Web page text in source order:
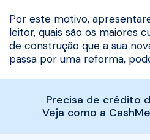
Por este motivo,
leitor, quais são os maiores
de construção que a sua
passa por uma reforma,
Precisa de crédito
Veja como a